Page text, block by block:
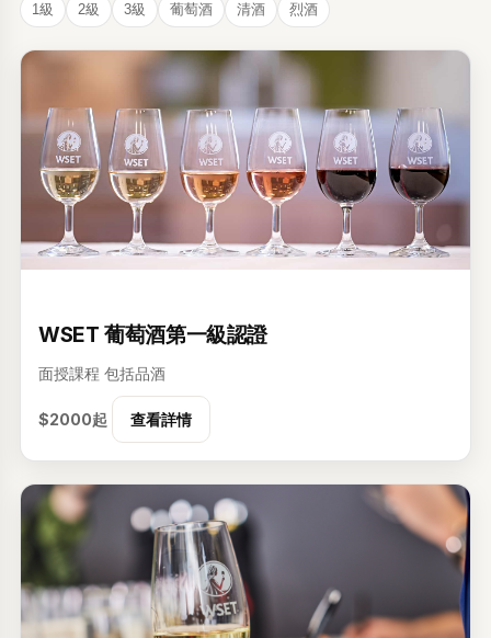
1級 2級 3級 葡萄酒 清酒 烈酒
WSET 葡萄酒第一級認證
面授課程 包括品酒
$2000起 查看詳情